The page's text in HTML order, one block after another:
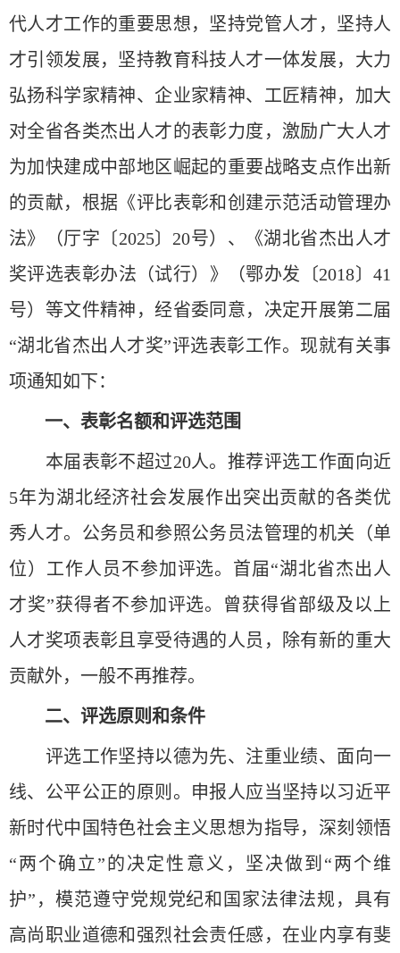
代人才工作的重要思想，坚持党管人才，坚持人
才引领发展，坚持教育科技人才一体发展，大力
弘扬科学家精神、企业家精神、工匠精神，加大
对全省各类杰出人才的表彰力度，激励广大人才
为加快建成中部地区崛起的重要战略支点作出新
的贡献，根据《评比表彰和创建示范活动管理办
法》（厅字〔2025〕20号）、《湖北省杰出人才
奖评选表彰办法（试行）》（鄂办发〔2018〕41
号）等文件精神，经省委同意，决定开展第二届
“湖北省杰出人才奖”评选表彰工作。现就有关事
项通知如下：
一、表彰名额和评选范围
本届表彰不超过20人。推荐评选工作面向近
5年为湖北经济社会发展作出突出贡献的各类优
秀人才。公务员和参照公务员法管理的机关（单
位）工作人员不参加评选。首届“湖北省杰出人
才奖”获得者不参加评选。曾获得省部级及以上
人才奖项表彰且享受待遇的人员，除有新的重大
贡献外，一般不再推荐。
二、评选原则和条件
评选工作坚持以德为先、注重业绩、面向一
线、公平公正的原则。申报人应当坚持以习近平
新时代中国特色社会主义思想为指导，深刻领悟
“两个确立”的决定性意义，坚决做到“两个维
护”，模范遵守党规党纪和国家法律法规，具有
高尚职业道德和强烈社会责任感，在业内享有斐